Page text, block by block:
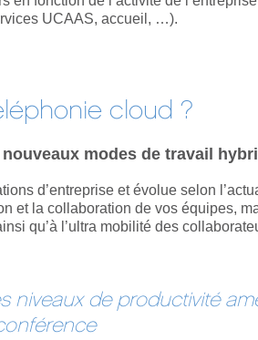
UCAAS, accueil, …).
cloud ?
modes de travail
d’entreprise et évolue selon
et la collaboration de vos équipes,
qu’à l’ultra mobilité des
niveaux de productivité